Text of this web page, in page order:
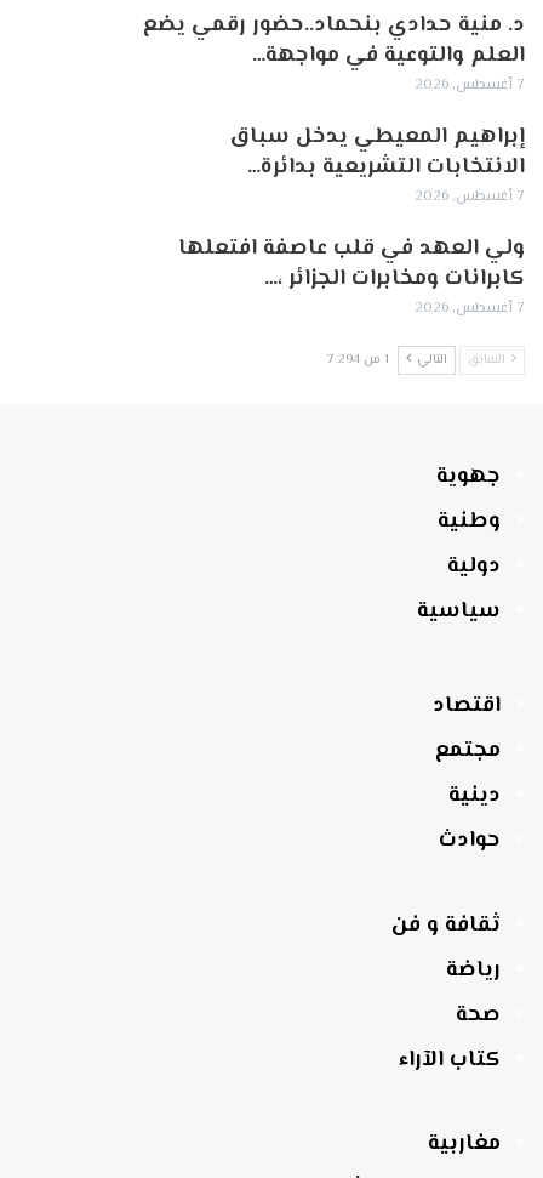
د. منية حدادي بنحماد..حضور رقمي يضع
العلم والتوعية في مواجهة…
7 أغسطس, 2026
إبراهيم المعيطي يدخل سباق
الانتخابات التشريعية بدائرة…
7 أغسطس, 2026
ولي العهد في قلب عاصفة افتعلها
كابرانات ومخابرات الجزائر ،…
7 أغسطس, 2026
السابق التالي 1 من 7٬294
جهوية
وطنية
دولية
سياسية
اقتصاد
مجتمع
دينية
حوادث
ثقافة و فن
رياضة
صحة
كتاب الآراء
مغاربية